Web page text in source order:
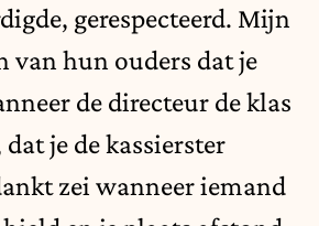
gerespecteerd. Mijn
van hun ouders dat je
de directeur de klas
je de kassierster
zei wanneer iemand